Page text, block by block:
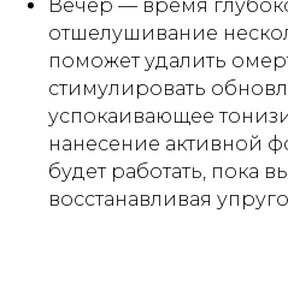
Вечер — время
отшелушивание
поможет удалить
стимулировать
успокаивающее
нанесение активной
будет работать, пока
восстанавливая